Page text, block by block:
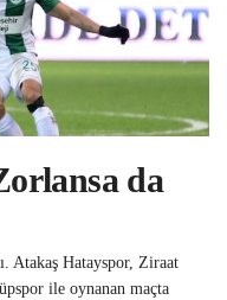
da
Atakaş Hatayspor, Ziraat
ile oynanan maçta